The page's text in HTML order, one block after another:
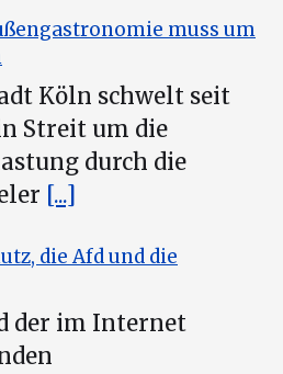
muss um
Köln schwelt seit
Streit um die
durch die
[...]
die Afd und die
der im Internet